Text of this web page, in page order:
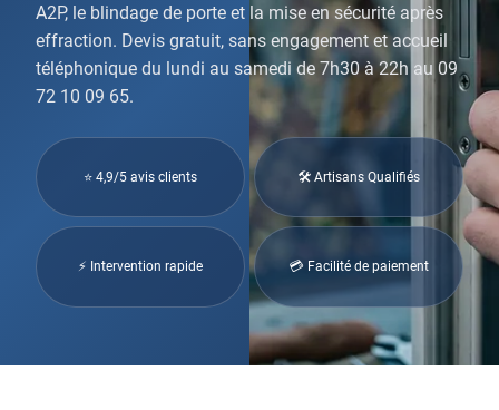
A2P, le blindage de porte et la mise en sécurité après
effraction. Devis gratuit, sans engagement et accueil
téléphonique du lundi au samedi de 7h30 à 22h au 09
72 10 09 65.
⭐ 4,9/5 avis clients 🛠 Artisans Qualifiés
⚡ Intervention rapide 💳 Facilité de paiement